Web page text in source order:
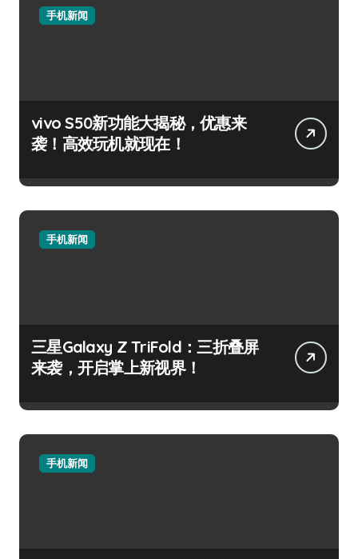
手机新闻
vivo S50新功能大揭秘，优惠来
袭！高效玩机就现在！
手机新闻
三星Galaxy Z TriFold：三折叠屏
来袭，开启掌上新视界！
手机新闻